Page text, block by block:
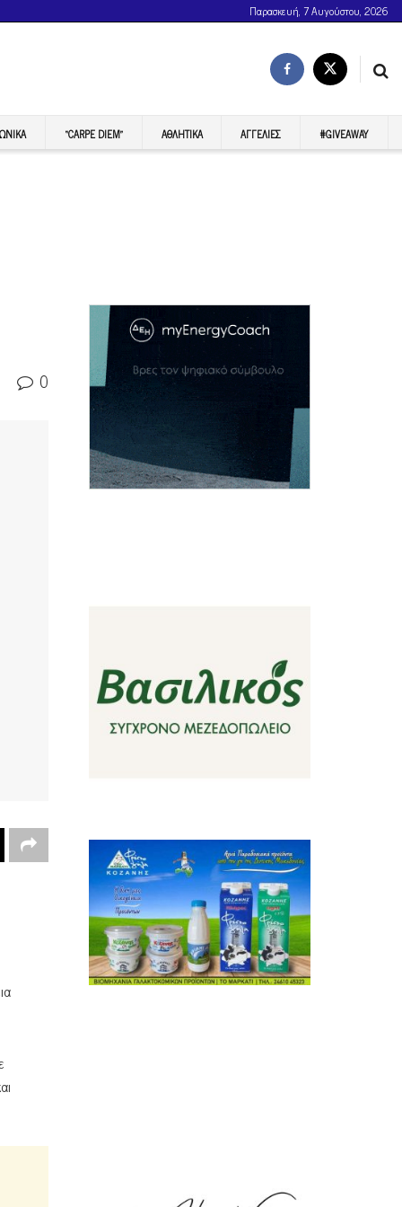
Παρασκευή, 7 Αυγούστου, 2026
“CARPE DIEM” ΑΘΛΗΤΙΚΆ ΑΓΓΕΛΊΕΣ #GIVEAWAY
0